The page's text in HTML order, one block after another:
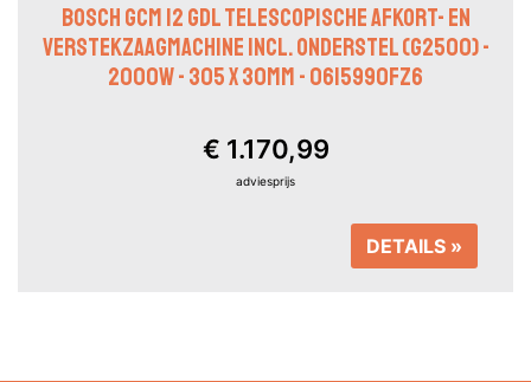
BOSCH GCM 12 GDL TELESCOPISCHE AFKORT- EN
VERSTEKZAAGMACHINE INCL. ONDERSTEL (G2500) -
2000W - 305 X 30MM - 0615990FZ6
€ 1.170,99
adviesprijs
DETAILS »